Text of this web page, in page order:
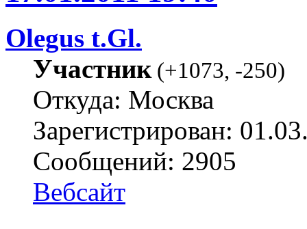
Olegus t.Gl.
Участник(+1073, -250)
Откуда: Москва
Зарегистрирован:
Сообщений: 2905
Вебсайт